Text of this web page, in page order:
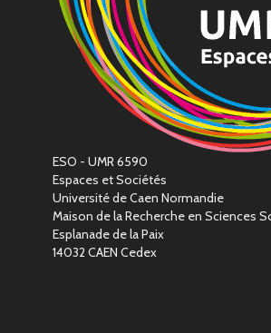
ESO - UMR 6590
Espaces et Sociétés
Université de Caen Normandie
Maison de la Recherche en Sciences
Esplanade de la Paix
14032 CAEN Cedex